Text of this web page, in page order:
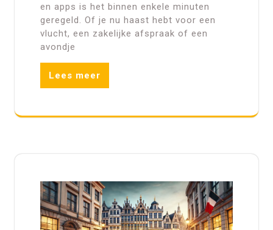
en apps is het binnen enkele minuten
geregeld. Of je nu haast hebt voor een
vlucht, een zakelijke afspraak of een
avondje
Lees meer